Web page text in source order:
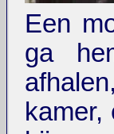
Een
ga